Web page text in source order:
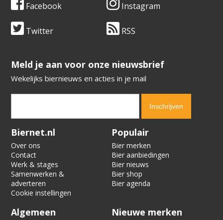
Facebook Instagram
Twitter RSS
​​​​​​​Meld je aan voor onze nieuwsbrief
Wekelijks biernieuws en acties in je mail
Verification code:
Biernet.nl
Over ons
Contact
Werk & stages
Samenwerken &
adverteren
Cookie instellingen
Populair
Bier merken
Bier aanbiedingen
Bier nieuws
Bier shop
Bier agenda
Algemeen Nieuwe merken